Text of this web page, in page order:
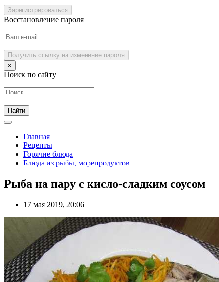
Зарегистрироваться
Восстановление пароля
Получить ссылку на изменение пароля
×
Поиск по сайту
Главная
Рецепты
Горячие блюда
Блюда из рыбы, морепродуктов
Рыба на пару с кисло-сладким соусом
17 мая 2019, 20:06